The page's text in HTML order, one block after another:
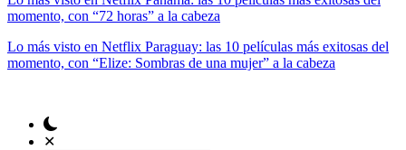
momento, con “72 horas” a la cabeza
Lo más visto en Netflix Paraguay: las 10 películas más exitosas del
momento, con “Elize: Sombras de una mujer” a la cabeza
✕